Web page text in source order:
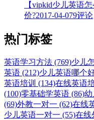
【vipkid少儿英语
价?2017-04-079评论
热门标签
英语学习方法 (769)少儿
英语 (212)少儿英语哪个
英语培训 (134)在线英语
(100)零基础学英语 (86)幼
(69)外教一对一 (62)在线
少儿英语一对一 (55)在线